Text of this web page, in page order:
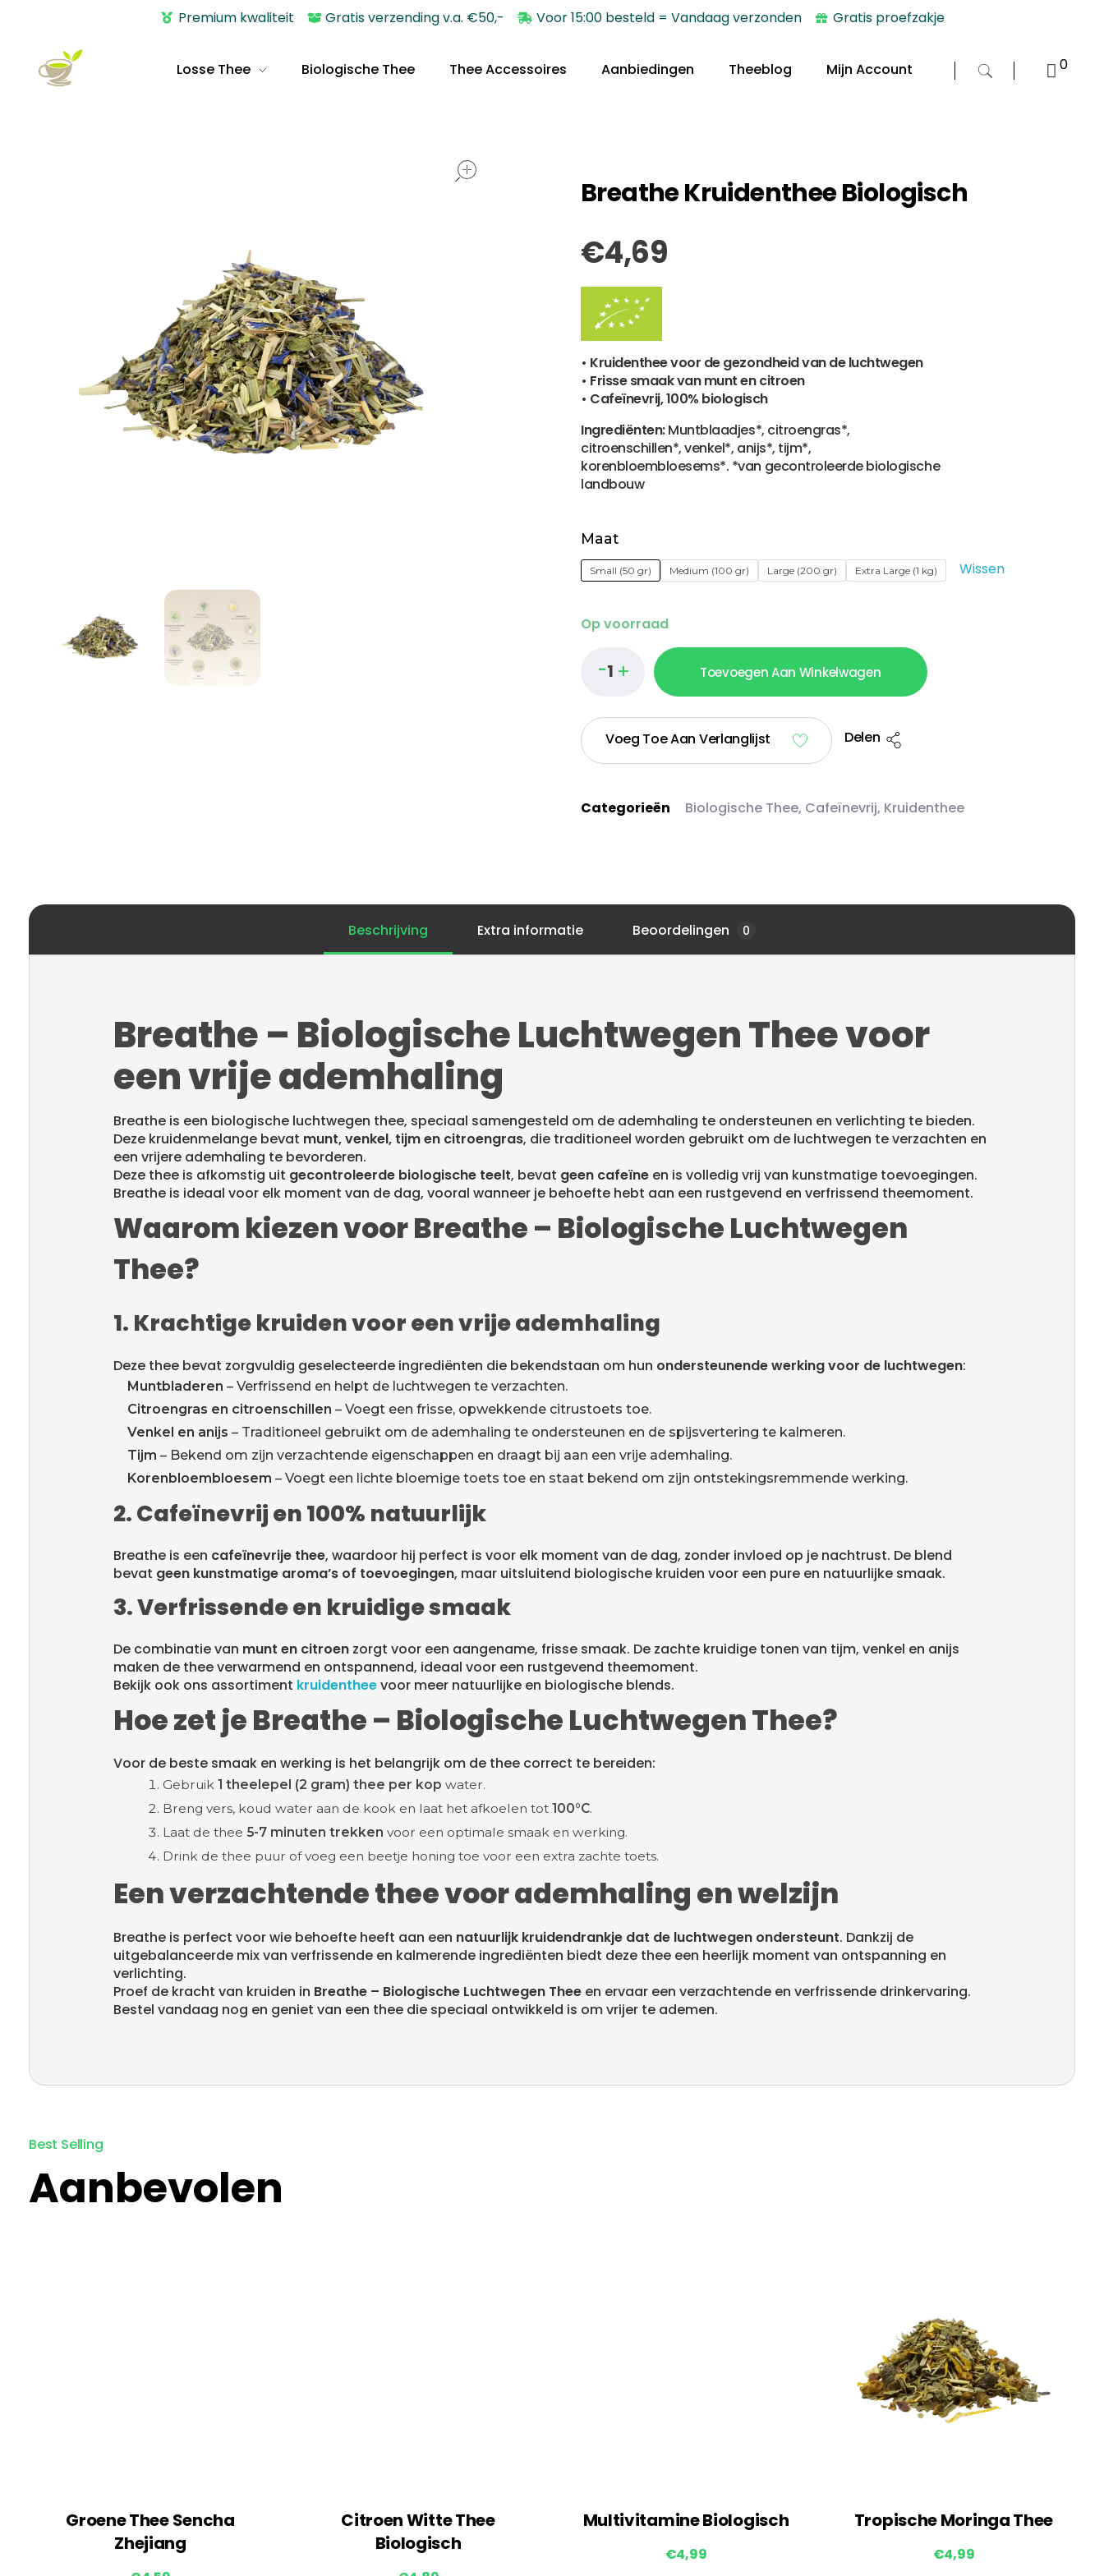
Premium kwaliteit Gratis verzending v.a. €50,- Voor 15:00 besteld = Vandaag verzonden Gratis proefzakje
Losse Thee Biologische Thee Thee Accessoires Aanbiedingen Theeblog Mijn Account 0
Breathe Kruidenthee Biologisch
€4,69
• Kruidenthee voor de gezondheid van de luchtwegen
• Frisse smaak van munt en citroen
• Cafeïnevrij, 100% biologisch
Ingrediënten:Muntblaadjes*, citroengras*,
citroenschillen*, venkel*, anijs*, tijm*,
korenbloembloesems*. *van gecontroleerde biologische
landbouw
Maat
Small (50 gr) Medium (100 gr) Large (200 gr) Extra Large (1 kg) Wissen
Op voorraad
Toevoegen Aan Winkelwagen
Voeg Toe Aan Verlanglijst Delen
Categorieën Biologische Thee, Cafeïnevrij, Kruidenthee
Beschrijving Extra informatie Beoordelingen 0
Breathe – Biologische Luchtwegen Thee voor
een vrije ademhaling
Breathe is een biologische luchtwegen thee, speciaal samengesteld om de ademhaling te ondersteunen en verlichting te bieden.
Deze kruidenmelange bevat munt, venkel, tijm en citroengras, die traditioneel worden gebruikt om de luchtwegen te verzachten en
een vrijere ademhaling te bevorderen.
Deze thee is afkomstig uit gecontroleerde biologische teelt, bevat geen cafeïneen is volledig vrij van kunstmatige toevoegingen.
Breathe is ideaal voor elk moment van de dag, vooral wanneer je behoefte hebt aan een rustgevend en verfrissend theemoment.
Waarom kiezen voor Breathe – Biologische Luchtwegen
Thee?
1. Krachtige kruiden voor een vrije ademhaling
Deze thee bevat zorgvuldig geselecteerde ingrediënten die bekendstaan om hun ondersteunende werking voor de luchtwegen:
Muntbladeren – Verfrissend en helpt de luchtwegen te verzachten.
Citroengras en citroenschillen – Voegt een frisse, opwekkende citrustoets toe.
Venkel en anijs – Traditioneel gebruikt om de ademhaling te ondersteunen en de spijsvertering te kalmeren.
Tijm – Bekend om zijn verzachtende eigenschappen en draagt bij aan een vrije ademhaling.
Korenbloembloesem – Voegt een lichte bloemige toets toe en staat bekend om zijn ontstekingsremmende werking.
2. Cafeïnevrij en 100% natuurlijk
Breathe is een cafeïnevrije thee, waardoor hij perfect is voor elk moment van de dag, zonder invloed op je nachtrust. De blend
bevat geen kunstmatige aroma’s of toevoegingen, maar uitsluitend biologische kruiden voor een pure en natuurlijke smaak.
3. Verfrissende en kruidige smaak
De combinatie van munt en citroenzorgt voor een aangename, frisse smaak. De zachte kruidige tonen van tijm, venkel en anijs
maken de thee verwarmend en ontspannend, ideaal voor een rustgevend theemoment.
Bekijk ook ons assortiment kruidentheevoor meer natuurlijke en biologische blends.
Hoe zet je Breathe – Biologische Luchtwegen Thee?
Voor de beste smaak en werking is het belangrijk om de thee correct te bereiden:
Gebruik 1 theelepel (2 gram) thee per kop water.
Breng vers, koud water aan de kook en laat het afkoelen tot 100°C.
Laat de thee 5-7 minuten trekken voor een optimale smaak en werking.
Drink de thee puur of voeg een beetje honing toe voor een extra zachte toets.
Een verzachtende thee voor ademhaling en welzijn
Breathe is perfect voor wie behoefte heeft aan een natuurlijk kruidendrankje dat de luchtwegen ondersteunt. Dankzij de
uitgebalanceerde mix van verfrissende en kalmerende ingrediënten biedt deze thee een heerlijk moment van ontspanning en
verlichting.
Proef de kracht van kruiden in Breathe – Biologische Luchtwegen Theeen ervaar een verzachtende en verfrissende drinkervaring.
Bestel vandaag nog en geniet van een thee die speciaal ontwikkeld is om vrijer te ademen.
Aanbevolen
Groene Thee Sencha
Zhejiang
Citroen Witte Thee
Biologisch
Multivitamine Biologisch
€4,99
Tropische Moringa Thee
€4,99